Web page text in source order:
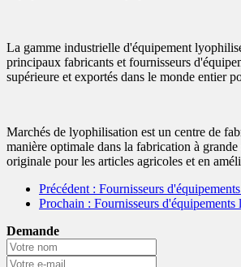
La gamme industrielle d'équipement
principaux fabricants et fournisseurs
supérieure et exportés dans le monde entier
Marchés de lyophilisation est un centre de
manière optimale dans la fabrication à
originale pour les articles agricoles et en
Précédent : Fournisseurs
Prochain : Fournisseurs
Demande